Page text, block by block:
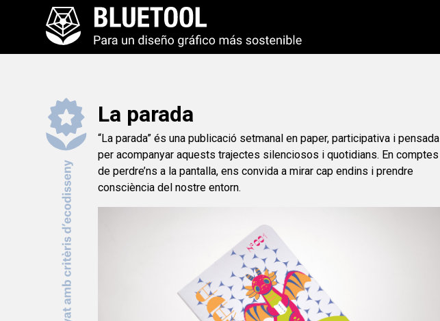
La parada
“La parada” és una publicació setmanal en paper, participativa i pensada
per acompanyar aquests trajectes silenciosos i quotidians. En comptes
de perdre’ns a la pantalla, ens convida a mirar cap endins i prendre
consciència del nostre entorn.